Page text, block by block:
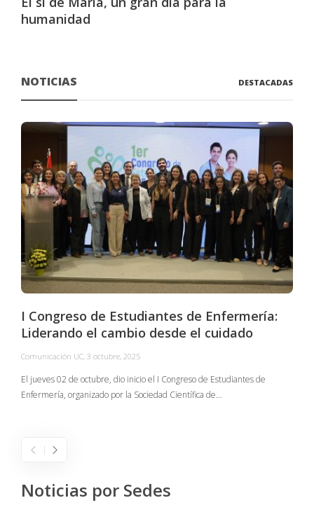
humanidad
NOTICIAS DESTACADAS
I Congreso de Estudiantes de Enfermería:
Liderando el cambio desde el cuidado
Comunicación UC, 3 octubre, 2025
El jueves 02 de octubre, dio inicio el I Congreso de Estudiantes de
Enfermería, organizado por la Sociedad Científica de…
Noticias por Sedes